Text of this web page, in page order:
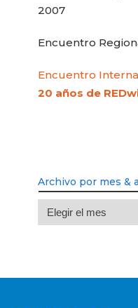
2007
Encuentro
Encuentro
20 años de
Archivo por mes &
Archivo
por
año